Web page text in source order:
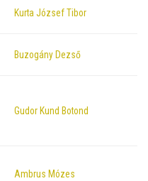
Kurta József Tibor
Buzogány Dezső
Gudor Kund Botond
Ambrus Mózes